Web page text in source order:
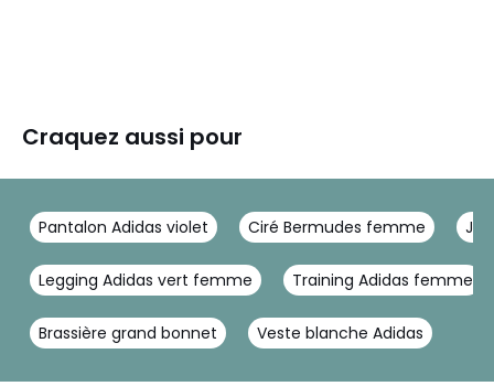
Craquez aussi pour
Pantalon Adidas violet Ciré Bermudes femme
Legging Adidas vert femme Training Adidas femme
Brassière grand bonnet Veste blanche Adidas